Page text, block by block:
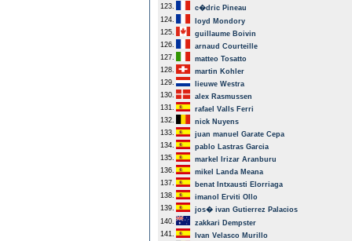
123.
c�dric Pineau
124.
loyd Mondory
125.
guillaume Boivin
126.
arnaud Courteille
127.
matteo Tosatto
128.
martin Kohler
129.
lieuwe Westra
130.
alex Rasmussen
131.
rafael Valls Ferri
132.
nick Nuyens
133.
juan manuel Garate Cepa
134.
pablo Lastras Garcia
135.
markel Irizar Aranburu
136.
mikel Landa Meana
137.
benat Intxausti Elorriaga
138.
imanol Erviti Ollo
139.
jos� ivan Gutierrez Palacios
140.
zakkari Dempster
141.
Ivan Velasco Murillo